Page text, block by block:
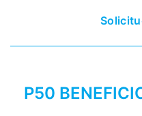
P50